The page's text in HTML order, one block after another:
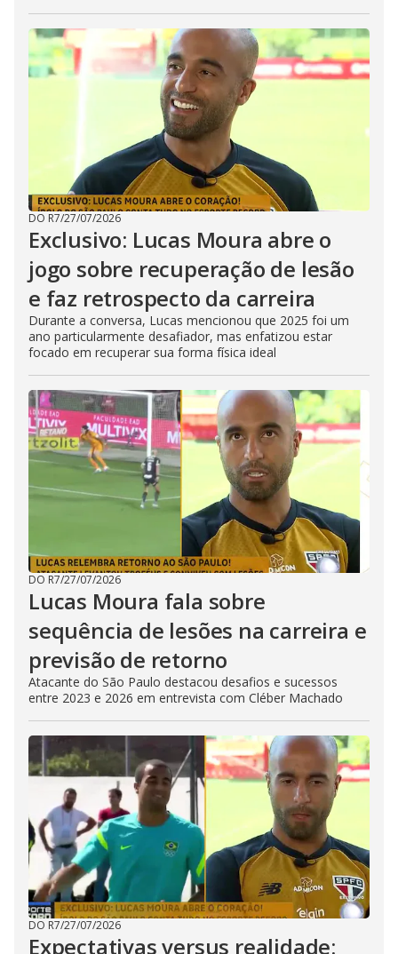
DO R7/27/07/2026
Exclusivo: Lucas Moura abre o
jogo sobre recuperação de lesão
e faz retrospecto da carreira
Durante a conversa, Lucas mencionou que 2025 foi um
ano particularmente desafiador, mas enfatizou estar
focado em recuperar sua forma física ideal
DO R7/27/07/2026
Lucas Moura fala sobre
sequência de lesões na carreira e
previsão de retorno
Atacante do São Paulo destacou desafios e sucessos
entre 2023 e 2026 em entrevista com Cléber Machado
DO R7/27/07/2026
Expectativas versus realidade: